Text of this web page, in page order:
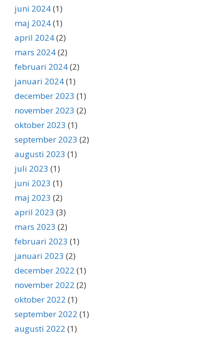
juni 2024(1)
maj 2024(1)
april 2024(2)
mars 2024(2)
februari 2024(2)
januari 2024(1)
december 2023 (1)
november 2023 (2)
oktober 2023 (1)
september 2023 (2)
augusti 2023 (1)
juli 2023 (1)
juni 2023 (1)
maj 2023 (2)
april 2023 (3)
mars 2023 (2)
februari 2023 (1)
januari 2023 (2)
december 2022 (1)
november 2022 (2)
oktober 2022 (1)
september 2022 (1)
augusti 2022 (1)